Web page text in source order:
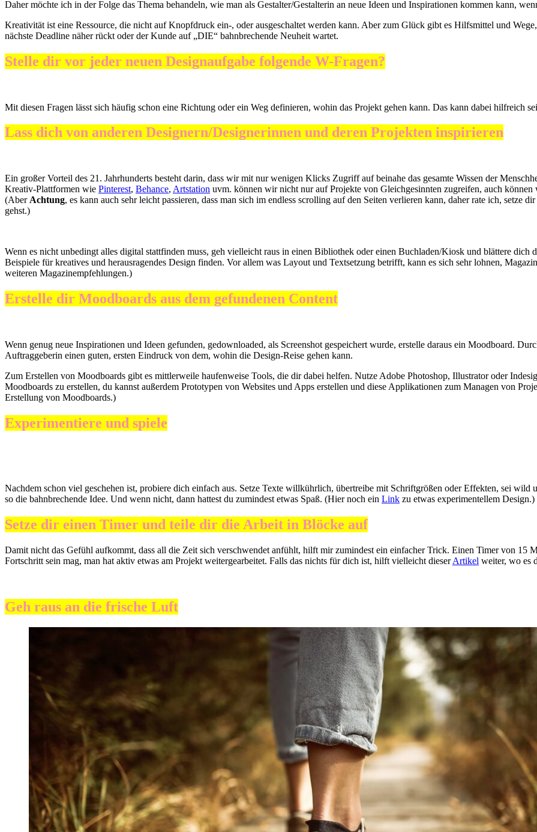
Daher möchte ich in der Folge das Thema behandeln, wie man als Gestalter/Gestalterin an neue Ideen und Inspirationen kommen kann,
Kreativität ist eine Ressource, die nicht auf Knopfdruck ein-, oder ausgeschaltet werden kann. Aber zum Glück gibt es Hilfsmittel und
nächste Deadline näher rückt oder der Kunde auf „DIE“ bahnbrechende Neuheit wartet.
Stelle dir vor jeder neuen Designaufgabe folgende W-Fragen?
Mit diesen Fragen lässt sich häufig schon eine Richtung oder ein Weg definieren, wohin das Projekt gehen kann. Das kann dabei hilfreich
Lass dich von anderen Designern/Designerinnen und deren Projekten inspirieren
Ein großer Vorteil des 21. Jahrhunderts besteht darin, dass wir mit nur wenigen Klicks Zugriff auf beinahe das gesamte Wissen der
Kreativ-Plattformen wie Pinterest, Behance, Artstation uvm. können wir nicht nur auf Projekte von Gleichgesinnten zugreifen, auch
(Aber Achtung, es kann auch sehr leicht passieren, dass man sich im endless scrolling auf den Seiten verlieren kann, daher rate ich, setze
gehst.)
Wenn es nicht unbedingt alles digital stattfinden muss, geh vielleicht raus in einen Bibliothek oder einen Buchladen/Kiosk und blättere dich
Beispiele für kreatives und herausragendes Design finden. Vor allem was Layout und Textsetzung betrifft, kann es sich sehr lohnen,
weiteren Magazinempfehlungen.)
Erstelle dir Moodboards aus dem gefundenen Content
Wenn genug neue Inspirationen und Ideen gefunden, gedownloaded, als Screenshot gespeichert wurde, erstelle daraus ein Moodboard.
Auftraggeberin einen guten, ersten Eindruck von dem, wohin die Design-Reise gehen kann.
Zum Erstellen von Moodboards gibt es mittlerweile haufenweise Tools, die dir dabei helfen. Nutze Adobe Photoshop, Illustrator oder
Moodboards zu erstellen, du kannst außerdem Prototypen von Websites und Apps erstellen und diese Applikationen zum Managen von
Erstellung von Moodboards.)
Experimentiere und spiele
Nachdem schon viel geschehen ist, probiere dich einfach aus. Setze Texte willkührlich, übertreibe mit Schriftgrößen oder Effekten, sei
so die bahnbrechende Idee. Und wenn nicht, dann hattest du zumindest etwas Spaß. (Hier noch ein Link zu etwas experimentellem Design.)
Setze dir einen Timer und teile dir die Arbeit in Blöcke auf
Damit nicht das Gefühl aufkommt, dass all die Zeit sich verschwendet anfühlt, hilft mir zumindest ein einfacher Trick. Einen Timer von 15
Fortschritt sein mag, man hat aktiv etwas am Projekt weitergearbeitet. Falls das nichts für dich ist, hilft vielleicht dieserArtikel weiter, wo es
Geh raus an die frische Luft